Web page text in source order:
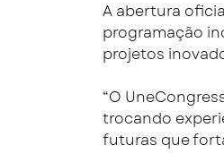
A abertura
programação
projetos
“O
trocando
futuras que